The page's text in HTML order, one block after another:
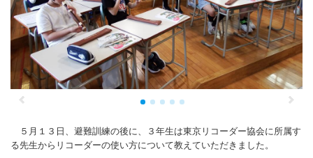
学校の予定
地域・ＰＴＡ
お知らせ
５月１３日、避難訓練の後に、３年生は東京リコーダー協会に所属す
る先生からリコーダーの使い方について教えていただきました。